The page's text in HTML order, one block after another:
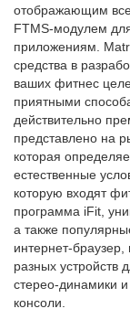
отображающим
FTMS-модулем
приложениям.
средства в
ваших фитнес
приятными
действительно
представлено на
которая
естественные
которую входят
программа iFit,
а также
интернет-
разных
стерео-динамики
консоли.